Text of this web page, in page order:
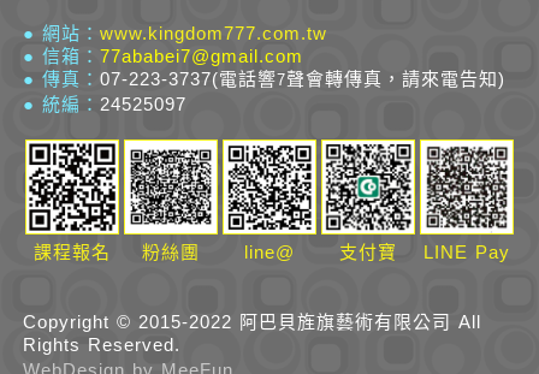
● 網站： www.kingdom777.com.tw
● 信箱： 77ababei7@gmail.com
● 傳真： 07-223-3737(電話響7聲會轉傳真，請來電告知)
● 統編： 24525097
課程報名 粉絲團 line@ 支付寶 LINE Pay
Copyright © 2015-2022 阿巴貝旌旗藝術有限公司 All
Rights Reserved.
WebDesign by MeeFun